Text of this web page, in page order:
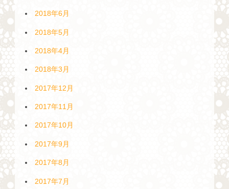
2018年6月
2018年5月
2018年4月
2018年3月
2017年12月
2017年11月
2017年10月
2017年9月
2017年8月
2017年7月